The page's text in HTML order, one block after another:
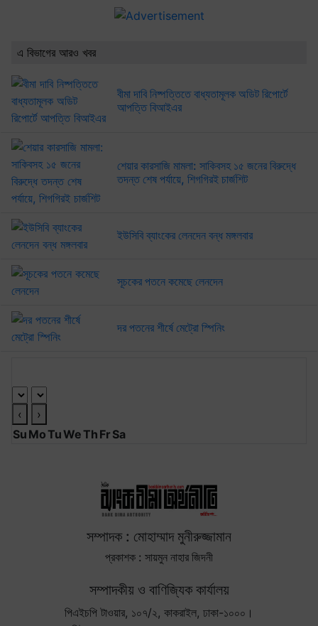
এ বিভাগের আরও খবর
বীমা দাবি নিষ্পত্তিতে বাধ্যতামূলক অডিট রিপোর্টে
আপত্তি বিআইএর
শেয়ার কারসাজি মামলা: সাকিবসহ ১৫ জনের বিরুদ্ধে
তদন্ত শেষ পর্যায়ে, শিগগিরই চার্জশিট
ইউসিবি ব্যাংকের লেনদেন বন্ধ মঙ্গলবার
সূচকের পতনে কমেছে লেনদেন
দর পতনের শীর্ষে মেট্রো স্পিনিং
‹
›
Su MoTuWeTh Fr Sa
সম্পাদক : মোহাম্মাদ মুনীরুজ্জামান
প্রকাশক : সায়মুন নাহার জিদনী
সম্পাদকীয় ও বাণিজ্যিক কার্যালয়
পিএইচপি টাওয়ার, ১০৭/২, কাকরাইল, ঢাকা-১০০০।